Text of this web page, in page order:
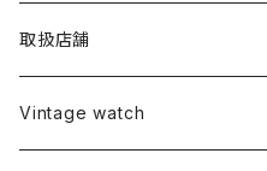
取扱店舗
L o'clock
Vintage watch